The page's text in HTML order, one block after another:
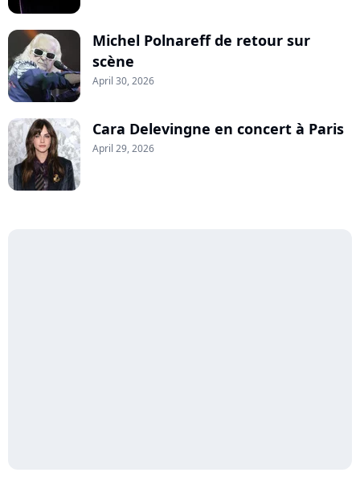
Michel Polnareff de retour sur
scène
April 30, 2026
Cara Delevingne en concert à Paris
April 29, 2026